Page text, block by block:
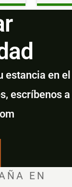
estancia en el
escríbenos a
EN